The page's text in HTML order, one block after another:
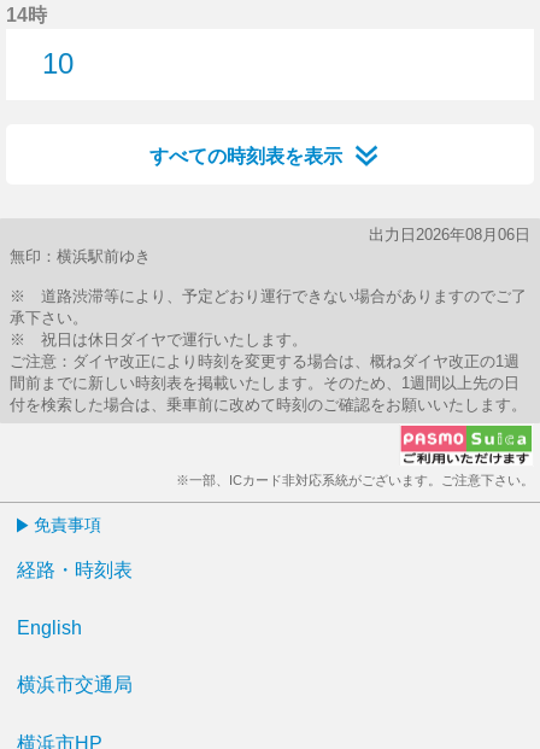
14時
10
すべての時刻表を表示
出力日2026年08月06日
無印：横浜駅前ゆき
※ 道路渋滞等により、予定どおり運行できない場合がありますのでご了
承下さい。
※ 祝日は休日ダイヤで運行いたします。
ご注意：ダイヤ改正により時刻を変更する場合は、概ねダイヤ改正の1週
間前までに新しい時刻表を掲載いたします。そのため、1週間以上先の日
付を検索した場合は、乗車前に改めて時刻のご確認をお願いいたします。
※一部、ICカード非対応系統がございます。ご注意下さい。
免責事項
経路・時刻表
English
横浜市交通局
横浜市HP